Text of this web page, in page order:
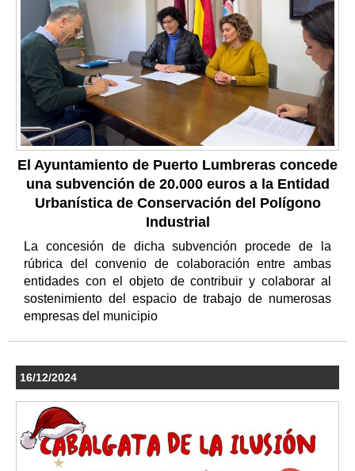
El Ayuntamiento de Puerto Lumbreras concede
una subvención de 20.000 euros a la Entidad
Urbanística de Conservación del Polígono
Industrial
La concesión de dicha subvención procede de la
rúbrica del convenio de colaboración entre ambas
entidades con el objeto de contribuir y colaborar al
sostenimiento del espacio de trabajo de numerosas
empresas del municipio
16/12/2024